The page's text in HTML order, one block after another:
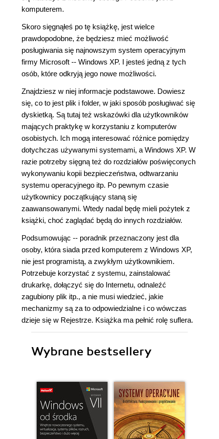
komputerem.
Skoro sięgnąłeś po tę książkę, jest wielce
prawdopodobne, że będziesz mieć możliwość
posługiwania się najnowszym system operacyjnym
firmy Microsoft -- Windows XP. I jesteś jedną z tych
osób, które odkryją jego nowe możliwości.
Znajdziesz w niej informacje podstawowe. Dowiesz
się, co to jest plik i folder, w jaki sposób posługiwać się
dyskietką. Są tutaj też wskazówki dla użytkowników
mających praktykę w korzystaniu z komputerów
osobistych. Ich mogą interesować różnice pomiędzy
dotychczas używanymi systemami, a Windows XP. W
razie potrzeby sięgną też do rozdziałów poświęconych
wykonywaniu kopii bezpieczeństwa, odtwarzaniu
systemu operacyjnego itp. Po pewnym czasie
użytkownicy początkujący staną się
zaawansowanymi. Wtedy nadal będę mieli pożytek z
książki, choć zaglądać będą do innych rozdziałów.
Podsumowując -- poradnik przeznaczony jest dla
osoby, która siada przed komputerem z Windows XP,
nie jest programistą, a zwykłym użytkownikiem.
Potrzebuje korzystać z systemu, zainstalować
drukarkę, dołączyć się do Internetu, odnaleźć
zagubiony plik itp., a nie musi wiedzieć, jakie
mechanizmy są za to odpowiedzialne i co wówczas
dzieje się w Rejestrze. Książka ma pełnić rolę suflera.
Wybrane bestsellery